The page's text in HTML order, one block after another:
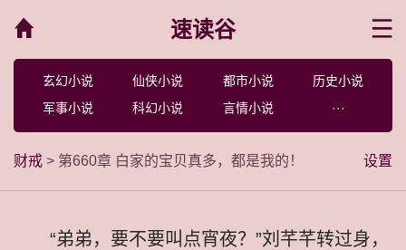
速读谷
玄幻小说 仙侠小说 都市小说
历史小说
军事小说
科幻小说 言情小说 ···
设置
财戒 > 第660章 白家的宝贝真多，都是我的！
“弟弟，要不要叫点宵夜？”刘芊芊转过身，